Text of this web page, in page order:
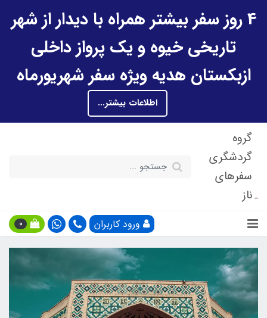
4 روز سفر بیشتر همراه با دیدار از شهر
تاریخی خیوه و یک پرواز داخلی
ازبکستان هدیه ویژه سفر شهریورماه
اطلاعات بیشتر...
گروه
گردشگری
سفرهای
ناز
ورود کاربران 0